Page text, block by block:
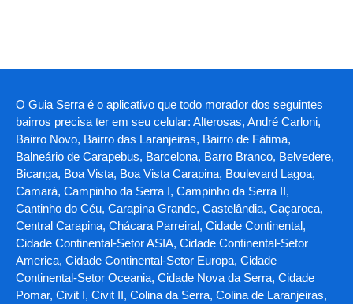
O Guia Serra é o aplicativo que todo morador dos seguintes
bairros precisa ter em seu celular: Alterosas, André Carloni,
Bairro Novo, Bairro das Laranjeiras, Bairro de Fátima,
Balneário de Carapebus, Barcelona, Barro Branco, Belvedere,
Bicanga, Boa Vista, Boa Vista Carapina, Boulevard Lagoa,
Camará, Campinho da Serra I, Campinho da Serra II,
Cantinho do Céu, Carapina Grande, Castelândia, Caçaroca,
Central Carapina, Chácara Parreiral, Cidade Continental,
Cidade Continental-Setor ASIA, Cidade Continental-Setor
America, Cidade Continental-Setor Europa, Cidade
Continental-Setor Oceania, Cidade Nova da Serra, Cidade
Pomar, Civit I, Civit II, Colina da Serra, Colina de Laranjeiras,